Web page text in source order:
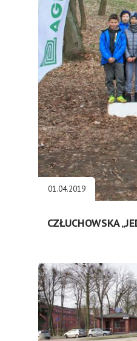
01.04.2019
CZŁUCHOWSKA